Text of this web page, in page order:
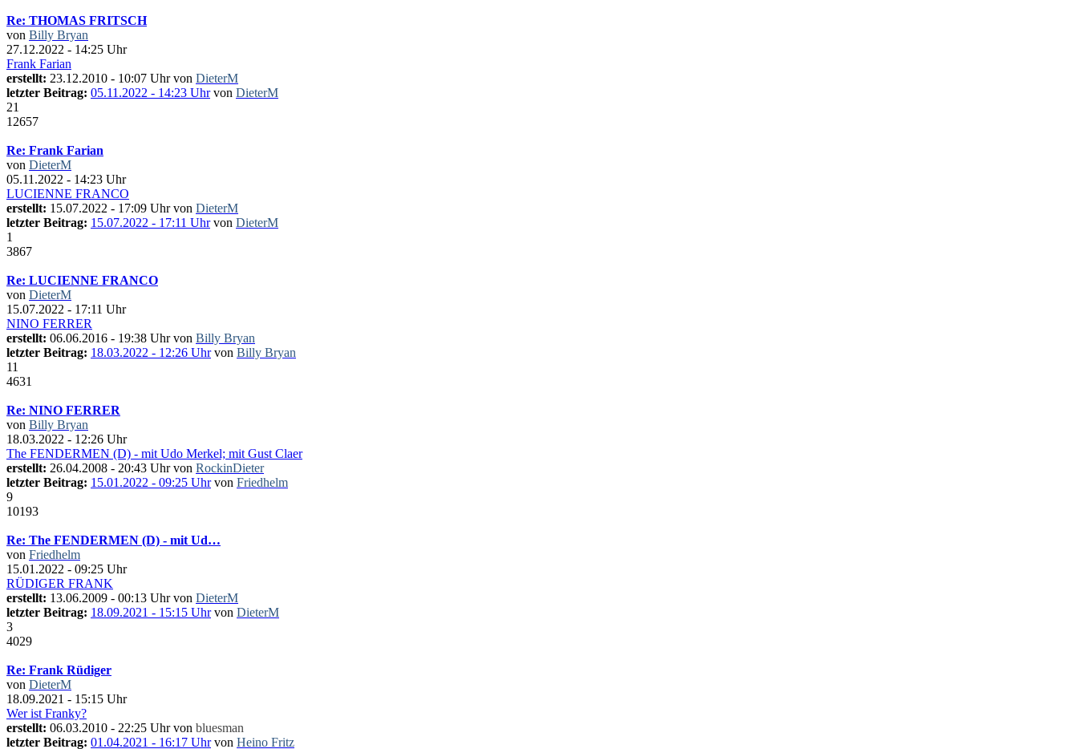
Re: THOMAS FRITSCH
von Billy Bryan
27.12.2022 - 14:25 Uhr
Frank Farian
erstellt: 23.12.2010 - 10:07 Uhr von DieterM
letzter Beitrag: 05.11.2022 - 14:23 Uhrvon DieterM
21
12657
Re: Frank Farian
von DieterM
05.11.2022 - 14:23 Uhr
LUCIENNE FRANCO
erstellt: 15.07.2022 - 17:09 Uhr von DieterM
letzter Beitrag: 15.07.2022 - 17:11 Uhrvon DieterM
1
3867
Re: LUCIENNE FRANCO
von DieterM
15.07.2022 - 17:11 Uhr
NINO FERRER
erstellt: 06.06.2016 - 19:38 Uhr von Billy Bryan
letzter Beitrag: 18.03.2022 - 12:26 Uhrvon Billy Bryan
11
4631
Re: NINO FERRER
von Billy Bryan
18.03.2022 - 12:26 Uhr
The FENDERMEN (D) - mit Udo Merkel; mit Gust Claer
erstellt: 26.04.2008 - 20:43 Uhr von RockinDieter
letzter Beitrag: 15.01.2022 - 09:25 Uhrvon Friedhelm
9
10193
Re: The FENDERMEN (D) - mit Ud…
von Friedhelm
15.01.2022 - 09:25 Uhr
RÜDIGER FRANK
erstellt: 13.06.2009 - 00:13 Uhr von DieterM
letzter Beitrag: 18.09.2021 - 15:15 Uhrvon DieterM
3
4029
Re: Frank Rüdiger
von DieterM
18.09.2021 - 15:15 Uhr
Wer ist Franky?
erstellt: 06.03.2010 - 22:25 Uhr von bluesman
letzter Beitrag: 01.04.2021 - 16:17 Uhrvon Heino Fritz